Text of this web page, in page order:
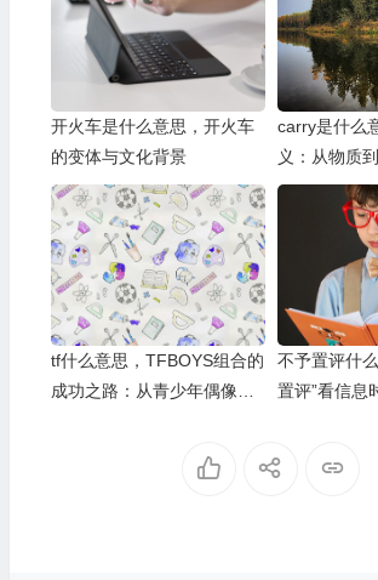
开火车是什么意思，开火车
的变体与文化背景
carry是什么
义：从物质
tf什么意思，TFBOYS组合的
成功之路：从青少年偶像到
不予置评什
置评”看信息